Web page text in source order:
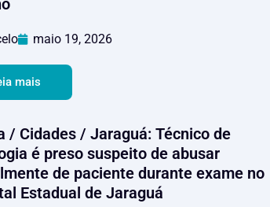
maio 19, 2026
mais
/ Cidades / Jaraguá: Técnico de
é preso suspeito de abusar
de paciente durante exame no
Estadual de Jaraguá